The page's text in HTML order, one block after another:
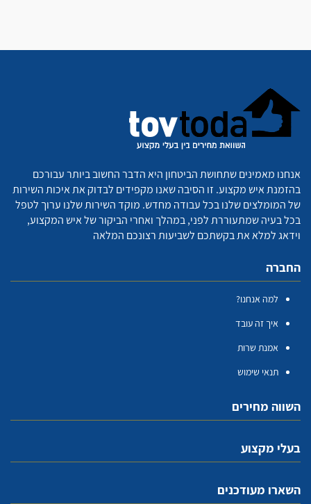
אנחנו מאמינים שתחושת הביטחון היא הדבר החשוב ביותר עבורכם
בהזמנת איש מקצוע. זו הסיבה שאנו מקפידים לבדוק את איכות השירות
של המומלצים שלנו בכל עבודה מחדש. מוקד השירות שלנו ערוך לטפל
בכל בעיה שמתעוררת לפני, במהלך ואחרי הביקור של איש המקצוע,
וידאג למלא את בקשתכם לשביעות רצונכם המלאה
החברה
למה אנחנו?
איך זה עובד
אמנת שרות
תנאי שימוש
השווה מחירים
בעלי מקצוע
השארו מעודכנים